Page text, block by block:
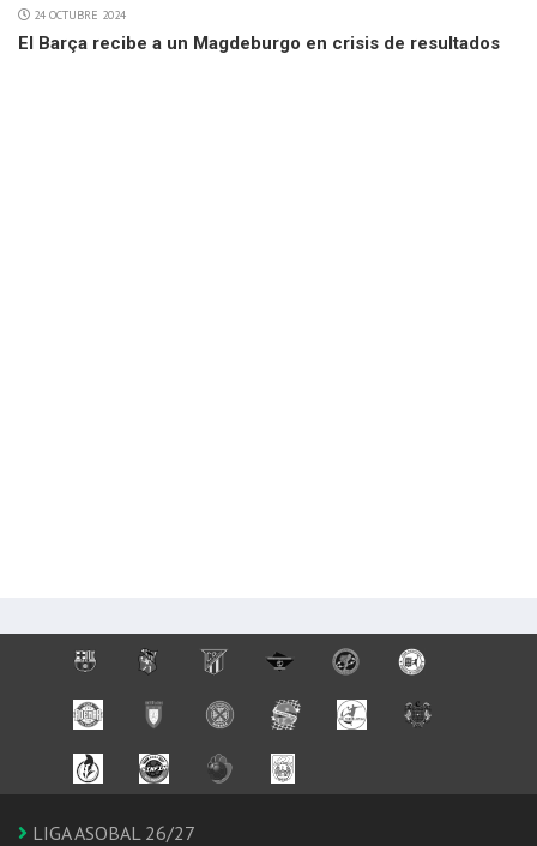
24 OCTUBRE 2024
El Barça recibe a un Magdeburgo en crisis de resultados
LIGA ASOBAL 26/27